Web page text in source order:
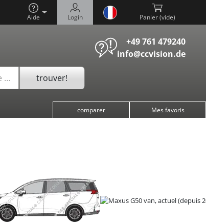
Aide Login Panier ( )
+49 761 479240
info@ccvision.de
… trouver!
comparer Mes favoris